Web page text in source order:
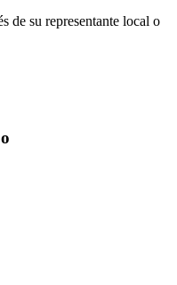
de su representante local o